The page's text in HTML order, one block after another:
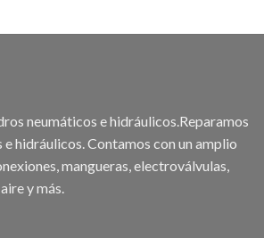
neumáticos e hidráulicos.Reparamos
hidráulicos. Contamos con un amplio
mangueras, electroválvulas,
y más.